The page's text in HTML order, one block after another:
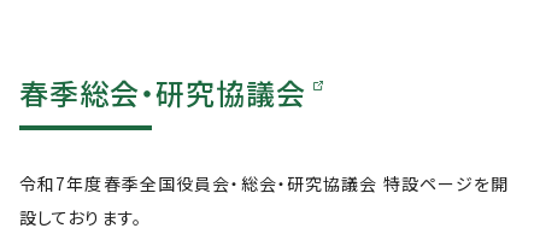
春季総会・研究協議会
令和7年度春季全国役員会・総会・研究協議会 特設ページを開
設しております。